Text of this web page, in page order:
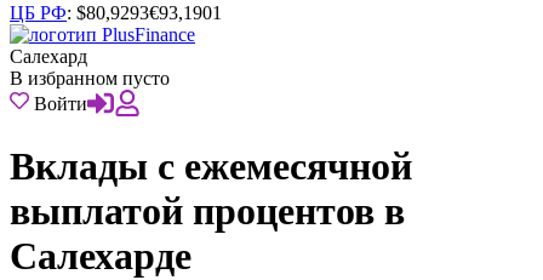
ЦБ РФ: $80,9293€93,1901
Салехард
В избранном пусто
Войти
Вклады с ежемесячной
выплатой процентов в
Салехарде